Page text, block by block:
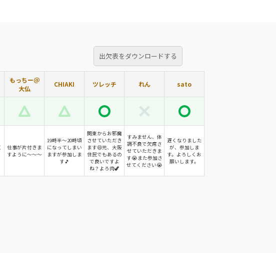
出欠表をダウンロードする
もっちー＠
大仏
CHIAKI ツレッチ れん sato
仕事が片付きま
すように〜〜〜
19時半〜20時頃
になってしまい
ますが参加しま
す🎵
関東からお邪魔
させていただき
ます😄元、大阪
住民でもあるの
で良いですよ
ね？よろ肉🦖
すみません、体
調不良で欠席さ
せていただきま
す😭また参加さ
せてください😭
遅くなりました
が、参加しま
す。よろしくお
願いします。